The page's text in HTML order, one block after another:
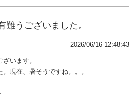
難うございました。
2026/06/16 12:48:43
います。
現在、暑そうですね。。。